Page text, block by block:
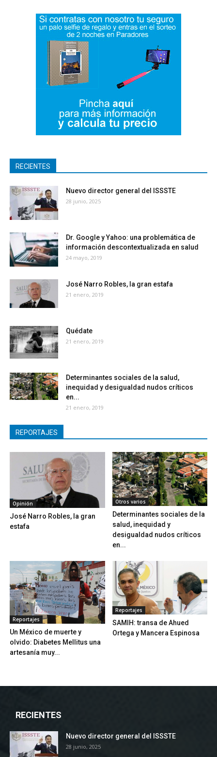
RECIENTES
Nuevo director general del ISSSTE
28 junio, 2025
Dr. Google y Yahoo: una problemática de
información descontextualizada en salud
24 mayo, 2019
José Narro Robles, la gran estafa
21 enero, 2019
Quédate
21 enero, 2019
Determinantes sociales de la salud,
inequidad y desigualdad nudos críticos
en...
21 enero, 2019
REPORTAJES
Opinión
José Narro Robles, la gran
estafa
Otros varios
Determinantes sociales de la
salud, inequidad y
desigualdad nudos críticos
en...
Reportajes
Un México de muerte y
olvido: Diabetes Mellitus una
artesanía muy...
Reportajes
SAMIH: transa de Ahued
Ortega y Mancera Espinosa
RECIENTES
Nuevo director general del ISSSTE
28 junio, 2025